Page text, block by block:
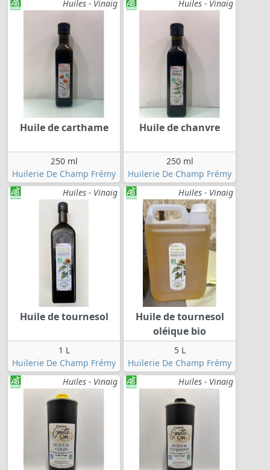
Huiles - Vinaig
Huile de carthame
250 ml
Huilerie De Champ Frémy
Huiles - Vinaig
Huile de chanvre
250 ml
Huilerie De Champ Frémy
Huiles - Vinaig
Huile de tournesol
1 L
Huilerie De Champ Frémy
Huiles - Vinaig
Huile de tournesol
oléique bio
5 L
Huilerie De Champ Frémy
Huiles - Vinaig
Huiles - Vinaig